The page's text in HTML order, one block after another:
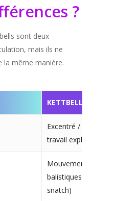
?
sont deux
mais ils ne
la même manière.
KETTBELL
Excentré / décalé →
travail explosif et la
Mouvements
balistiques et
snatch)